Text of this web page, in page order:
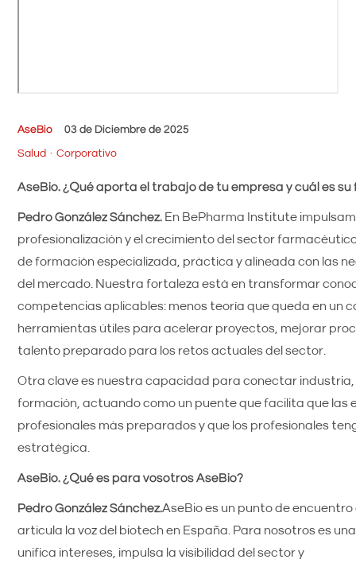
AseBio 03 de Diciembre de 2025
Salud Corporativo
AseBio. ¿Qué aporta el trabajo de tu empresa y cuál es
Pedro González Sánchez. En BePharma Institute
profesionalización y el crecimiento del sector
de formación especializada, práctica y alineada con las
del mercado. Nuestra fortaleza está en transformar
competencias aplicables: menos teoría que queda en un
herramientas útiles para acelerar proyectos, mejorar
talento preparado para los retos actuales del sector.
Otra clave es nuestra capacidad para conectar industria,
formación, actuando como un puente que facilita que las
profesionales más preparados y que los profesionales
estratégica.
AseBio. ¿Qué es para vosotros AseBio?
Pedro González Sánchez.AseBio es un punto de
articula la voz del biotech en España. Para nosotros es
unifica intereses, impulsa la visibilidad del sector y